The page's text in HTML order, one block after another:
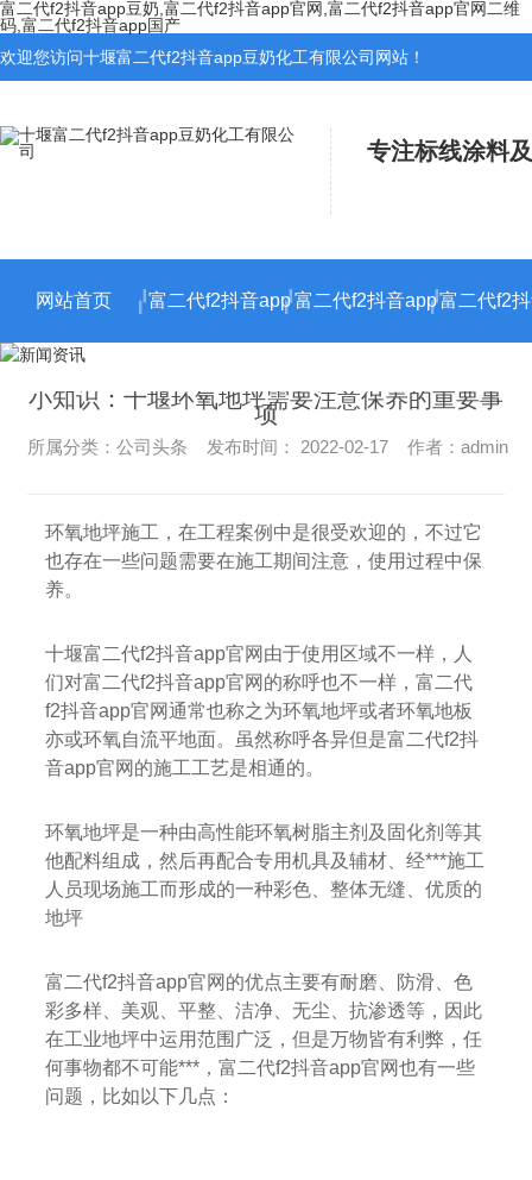
富二代f2抖音app豆奶,富二代f2抖音app官网,富二代f2抖音app官网二维
码,富二代f2抖音app国产
欢迎您访问十堰富二代f2抖音app豆奶化工有限公司网站！
专注标线涂料及
网站首页 富二代f2抖音app 富二代f2抖音app富二代f2
小知识：十堰环氧地坪需要注意保养的重要事
项
所属分类：公司头条 发布时间： 2022-02-17 作者：admin
环氧地坪施工，在工程案例中是很受欢迎的，不过它
也存在一些问题需要在施工期间注意，使用过程中保
养。
十堰富二代f2抖音app官网由于使用区域不一样，人
们对富二代f2抖音app官网的称呼也不一样，富二代
f2抖音app官网通常也称之为环氧地坪或者环氧地板
亦或环氧自流平地面。虽然称呼各异但是富二代f2抖
音app官网的施工工艺是相通的。
环氧地坪是一种由高性能环氧树脂主剂及固化剂等其
他配料组成，然后再配合专用机具及辅材、经***施工
人员现场施工而形成的一种彩色、整体无缝、优质的
地坪
富二代f2抖音app官网的优点主要有耐磨、防滑、色
彩多样、美观、平整、洁净、无尘、抗渗透等，因此
在工业地坪中运用范围广泛，但是万物皆有利弊，任
何事物都不可能***，富二代f2抖音app官网也有一些
问题，比如以下几点：